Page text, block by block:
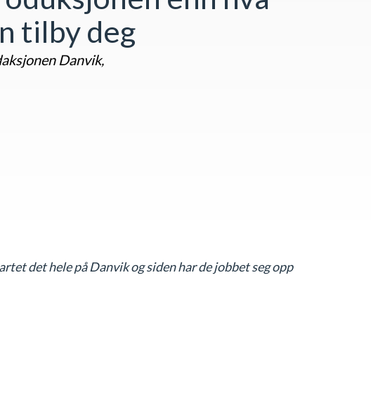
tilby deg
Danvik,
det hele på Danvik og siden har de jobbet seg opp